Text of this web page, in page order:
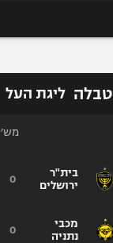
טבלה ליגת העל
בית"ר
ירושלים
מכבי
נתניה
מש׳
0
0